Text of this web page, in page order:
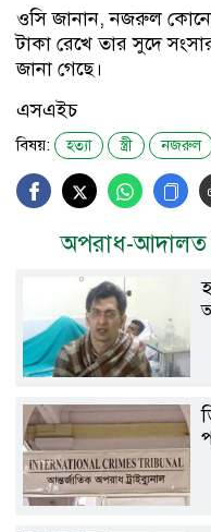
ওসি জানান, নজরুল কোনো
টাকা রেখে তার সুদে
জানা গেছে।
এসএইচ
বিষয়: হত্যা স্ত্রী নজরুল
অপরাধ-আদালত